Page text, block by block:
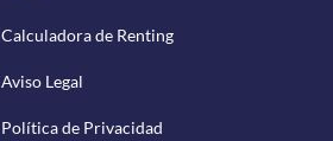
Calculadora de Renting
Aviso Legal
Política de Privacidad